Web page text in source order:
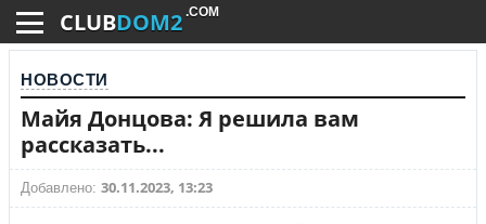
CLUBDOM2 .COM
НОВОСТИ
Майя Донцова: Я решила вам
рассказать...
Добавлено: 30.11.2023, 13:23